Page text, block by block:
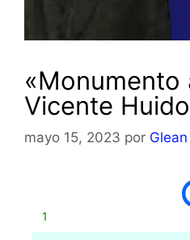
«Monumento
Vicente
mayo 15, 2023 por
1